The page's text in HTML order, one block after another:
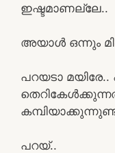
ഇഷ്ടമാണല്ലേ..
അയാൾ ഒന്നും
പറയടാ
പറയ്..